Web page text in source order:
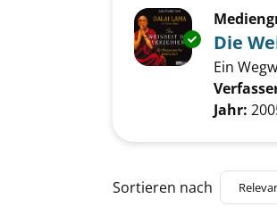
Exemplar-
Die
Ein
Jahr:
Zu den Suchfiltern
Sortieren nach